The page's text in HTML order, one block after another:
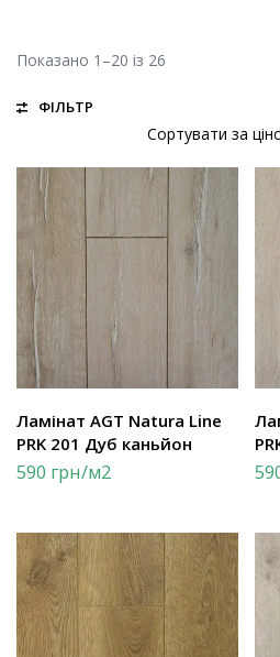
Показано 1–20 із 26
ФІЛЬТР
Сортувати за
Ламінат AGT Natura Line
PRK 201 Дуб каньйон
590 грн/м2